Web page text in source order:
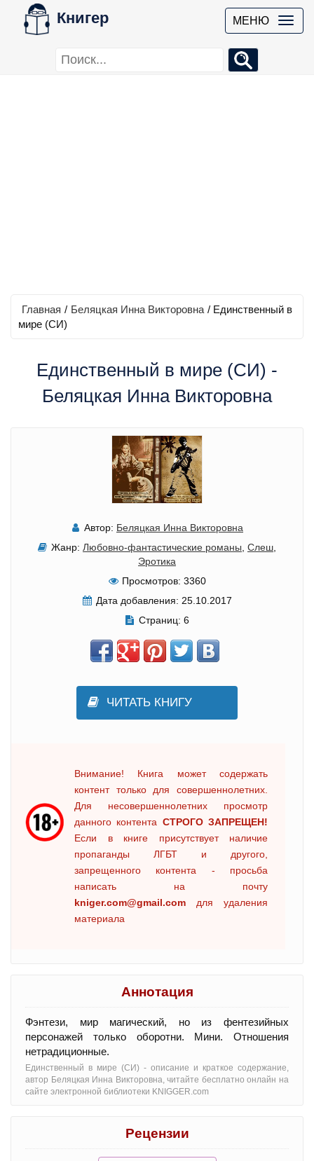
Книгер МЕНЮ
Главная / Беляцкая Инна Викторовна / Единственный в
мире (СИ)
Единственный в мире (СИ) -
Беляцкая Инна Викторовна
Автор: Беляцкая Инна Викторовна
Жанр: Любовно-фантастические романы Слеш
Эротика
Просмотров: 3360
Дата добавления: 25.10.2017
Страниц: 6
ЧИТАТЬ КНИГУ
Внимание! Книга может содержать
контент только для совершеннолетних.
Для несовершеннолетних просмотр
данного контента СТРОГО ЗАПРЕЩЕН!
Если в книге присутствует наличие
пропаганды ЛГБТ и другого,
запрещенного контента - просьба
написать на почту
kniger.com@gmail.com для удаления
материала
Аннотация
Фэнтези, мир магический, но из фентезийных
персонажей только оборотни. Мини. Отношения
нетрадиционные.
Единственный в мире (СИ) - oписание и краткое содержание,
автор Беляцкая Инна Викторовна, читайте бесплатно онлайн на
сайте электронной библиотеки KNIGGER.com
Рецензии